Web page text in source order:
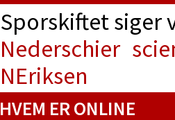
Sporskiftet
Nederschier
NEriksen
HVEM ER ONLINE